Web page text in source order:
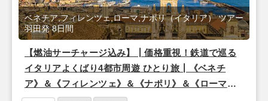
【燃油サーチャージ込み】┃価格重視！鉄道で巡る
イタリアよくばり4都市周遊 ひとり旅┃《ベネチ
ア》＆《フィレンツェ》＆《ナポリ》＆《ローマ》
朝食付き 8日間
ベネチア,フィレンツェ,ローマ,ナポリ（イタリア） ツアー
羽田発 8日間